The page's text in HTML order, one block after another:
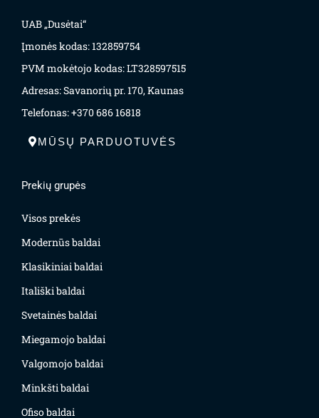
UAB „Dusėtai“
Įmonės kodas: 132859754
PVM mokėtojo kodas: LT328597515
Adresas: Savanorių pr. 170, Kaunas
Telefonas: +370 686 16818
MŪSŲ PARDUOTUVĖS
Prekių grupės
Visos prekės
Modernūs baldai
Klasikiniai baldai
Itališki baldai
Svetainės baldai
Miegamojo baldai
Valgomojo baldai
Minkšti baldai
Ofiso baldai